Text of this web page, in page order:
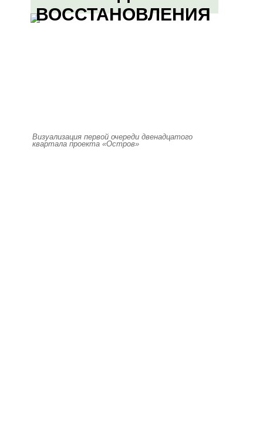
ВОССТАНОВЛЕНИЯ
Визуализация первой очереди двенадцатого
квартала проекта «Остров»